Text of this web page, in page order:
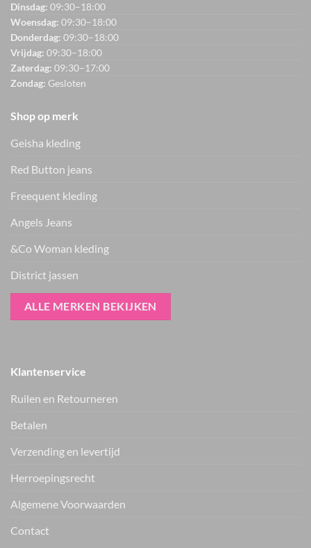
Dinsdag: 09:30–18:00
Woensdag: 09:30–18:00
Donderdag: 09:30–18:00
Vrijdag: 09:30–18:00
Zaterdag: 09:30–17:00
Zondag: Gesloten
Shop op merk
Geisha kleding
Red Button jeans
Freequent kleding
Angels Jeans
&Co Woman kleding
District jassen
ALLE MERKEN BEKIJKEN
Klantenservice
Ruilen en Retourneren
Betalen
Verzending en levertijd
Herroepingsrecht
Algemene Voorwaarden
Contact
Nieuwe items als eerste zien — geen spam, gewoon af en toe een